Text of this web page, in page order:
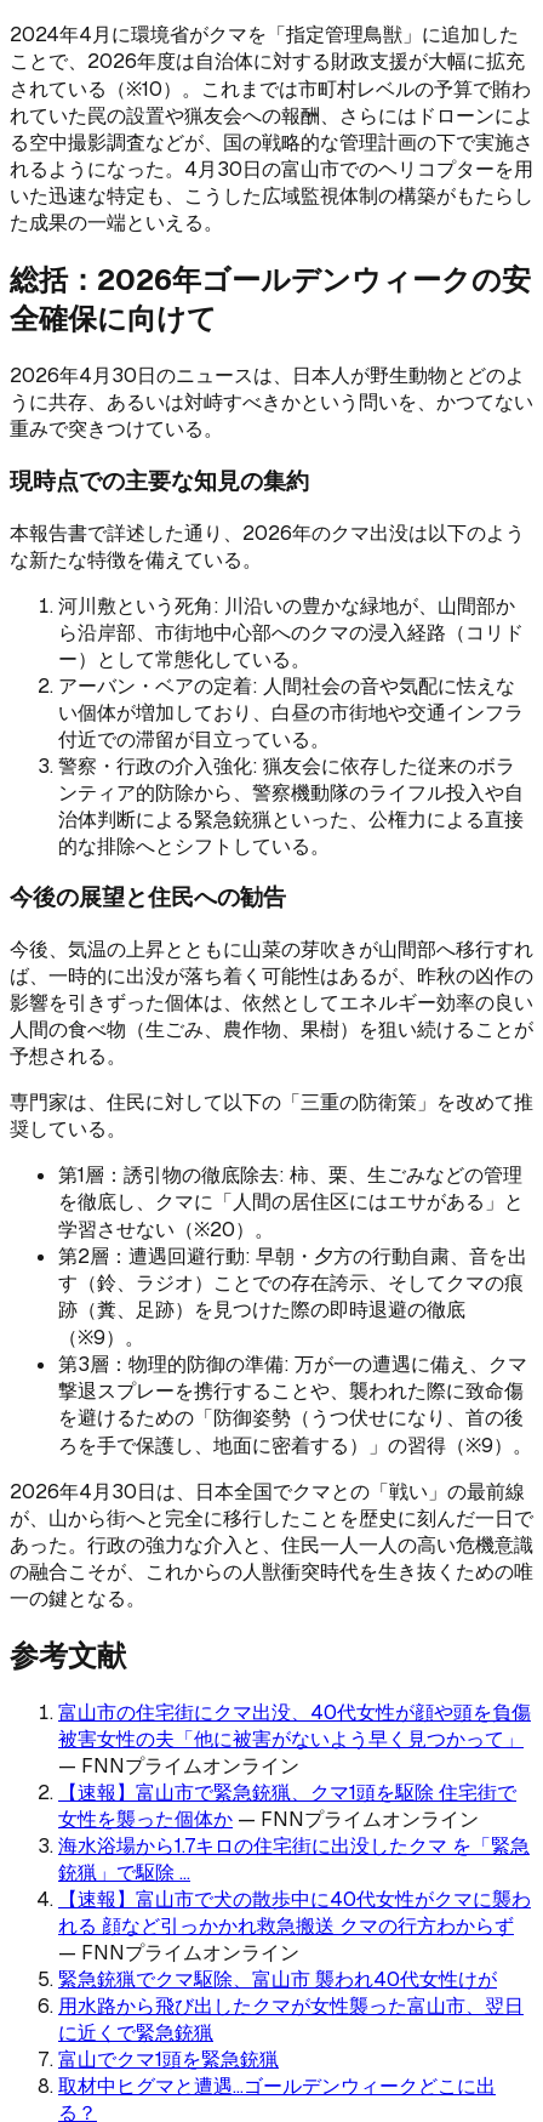
2024年4月に環境省がクマを「指定管理鳥獣」に追加した
ことで、2026年度は自治体に対する財政支援が大幅に拡充
されている（※10）。これまでは市町村レベルの予算で賄わ
れていた罠の設置や猟友会への報酬、さらにはドローンによ
る空中撮影調査などが、国の戦略的な管理計画の下で実施さ
れるようになった。4月30日の富山市でのヘリコプターを用
いた迅速な特定も、こうした広域監視体制の構築がもたらし
た成果の一端といえる。
総括：2026年ゴールデンウィークの安
全確保に向けて
2026年4月30日のニュースは、日本人が野生動物とどのよ
うに共存、あるいは対峙すべきかという問いを、かつてない
重みで突きつけている。
現時点での主要な知見の集約
本報告書で詳述した通り、2026年のクマ出没は以下のよう
な新たな特徴を備えている。
河川敷という死角: 川沿いの豊かな緑地が、山間部か
ら沿岸部、市街地中心部へのクマの浸入経路（コリド
ー）として常態化している。
アーバン・ベアの定着: 人間社会の音や気配に怯えな
い個体が増加しており、白昼の市街地や交通インフラ
付近での滞留が目立っている。
警察・行政の介入強化: 猟友会に依存した従来のボラ
ンティア的防除から、警察機動隊のライフル投入や自
治体判断による緊急銃猟といった、公権力による直接
的な排除へとシフトしている。
今後の展望と住民への勧告
今後、気温の上昇とともに山菜の芽吹きが山間部へ移行すれ
ば、一時的に出没が落ち着く可能性はあるが、昨秋の凶作の
影響を引きずった個体は、依然としてエネルギー効率の良い
人間の食べ物（生ごみ、農作物、果樹）を狙い続けることが
予想される。
専門家は、住民に対して以下の「三重の防衛策」を改めて推
奨している。
第1層：誘引物の徹底除去: 柿、栗、生ごみなどの管理
を徹底し、クマに「人間の居住区にはエサがある」と
学習させない（※20）。
第2層：遭遇回避行動: 早朝・夕方の行動自粛、音を出
す（鈴、ラジオ）ことでの存在誇示、そしてクマの痕
跡（糞、足跡）を見つけた際の即時退避の徹底
（※9）。
第3層：物理的防御の準備: 万が一の遭遇に備え、クマ
撃退スプレーを携行することや、襲われた際に致命傷
を避けるための「防御姿勢（うつ伏せになり、首の後
ろを手で保護し、地面に密着する）」の習得（※9）。
2026年4月30日は、日本全国でクマとの「戦い」の最前線
が、山から街へと完全に移行したことを歴史に刻んだ一日で
あった。行政の強力な介入と、住民一人一人の高い危機意識
の融合こそが、これからの人獣衝突時代を生き抜くための唯
一の鍵となる。
参考文献
富山市の住宅街にクマ出没、40代女性が顔や頭を負傷
被害女性の夫「他に被害がないよう早く見つかって」
— FNNプライムオンライン
【速報】富山市で緊急銃猟、クマ1頭を駆除 住宅街で
女性を襲った個体か — FNNプライムオンライン
海水浴場から1.7キロの住宅街に出没したクマ を「緊急
銃猟」で駆除 ...
【速報】富山市で犬の散歩中に40代女性がクマに襲わ
れる 顔など引っかかれ救急搬送 クマの行方わからず
— FNNプライムオンライン
緊急銃猟でクマ駆除、富山市 襲われ40代女性けが
用水路から飛び出したクマが女性襲った富山市、翌日
に近くで緊急銃猟
富山でクマ1頭を緊急銃猟
取材中ヒグマと遭遇…ゴールデンウィークどこに出
る？